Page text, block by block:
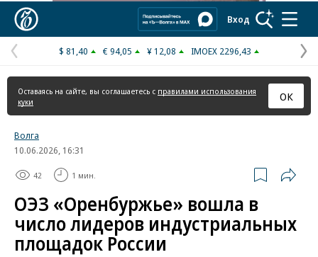
Вход
Предыдущая
страница
$ 81,40 € 94,05 ¥ 12,08 IMOEX 2296,43
Оставаясь на сайте, вы соглашаетесь с правилами использования
куки
ОК
Волга
10.06.2026, 16:31
42 1 мин.
ОЭЗ «Оренбуржье» вошла в
число лидеров индустриальных
площадок России